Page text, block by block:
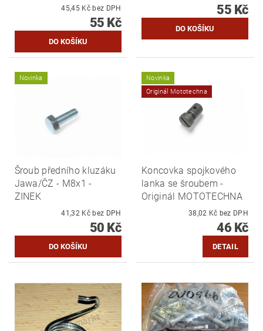
45,45 Kč bez DPH
55 Kč
55 Kč
Novinka
Šroub předního kluzáku
Jawa/ČZ - M8x1 -
ZINEK
41,32 Kč bez DPH
50 Kč
Novinka
Originál Mototechna
Koncovka spojkového
lanka se šroubem -
Originál MOTOTECHNA
38,02 Kč bez DPH
46 Kč
DETAIL